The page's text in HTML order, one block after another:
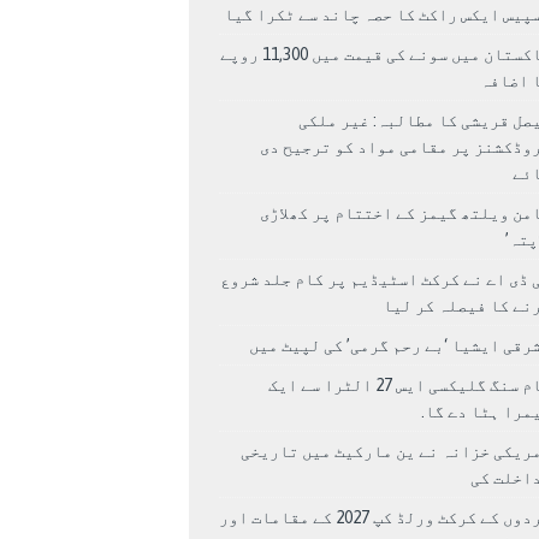
ایکس راکٹ کا حصہ چاند سے ٹکرا گیا
پاکستان میں سونے کی قیمت میں 11,300 روپے
اضافہ
قریشی کا مطالبہ: غیر ملکی
پر مقامی مواد کو ترجیح دی
ویلتھ گیمز کے اختتام پر کھلاڑی
ڈی اے نے کرکٹ اسٹیڈیم پر کام جلد شروع
کا فیصلہ کر لیا
ایشیا ‘بے رحم گرمی’ کی لپیٹ میں
سام سنگ گلیکسی ایس 27 الٹرا سے ایک
ہٹا دے گا.
خزانہ نے ین مارکیٹ میں تاریخی
کی
مردوں کے کرکٹ ورلڈ کپ 2027 کے مقامات اور